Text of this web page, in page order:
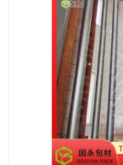
托盘捆绑带